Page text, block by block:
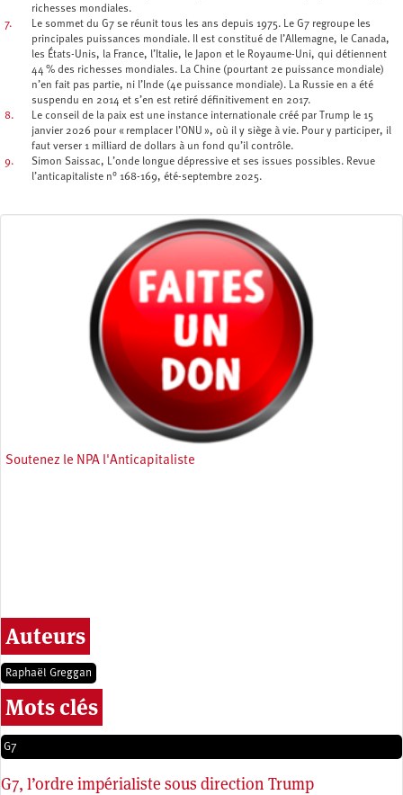
richesses mondiales.
7.
Le sommet du G7 se réunit tous les ans depuis 1975. Le G7 regroupe les
principales puissances mondiale. Il est constitué de l’Allemagne, le Canada,
les États-Unis, la France, l’Italie, le Japon et le Royaume-Uni, qui détiennent
44 % des richesses mondiales. La Chine (pourtant 2e puissance mondiale)
n’en fait pas partie, ni l’Inde (4e puissance mondiale). La Russie en a été
suspendu en 2014 et s’en est retiré définitivement en 2017.
8.
Le conseil de la paix est une instance internationale créé par Trump le 15
janvier 2026 pour « remplacer l’ONU », où il y siège à vie. Pour y participer, il
faut verser 1 milliard de dollars à un fond qu’il contrôle.
9.
Simon Saissac, L’onde longue dépressive et ses issues possibles. Revue
l’anticapitaliste n° 168-169, été-septembre 2025.
Soutenez le NPA l'Anticapitaliste
Auteurs
Raphaël Greggan
Mots clés
G7
G7, l’ordre impérialiste sous direction Trump